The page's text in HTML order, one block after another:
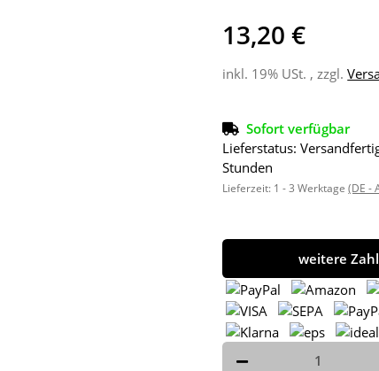
13,20 €
inkl. 19% USt. , zzgl.
Sofort verfügbar
Lieferstatus:
Stunden
Lieferzeit: 1 - 3 Werktage(DE -
weitere